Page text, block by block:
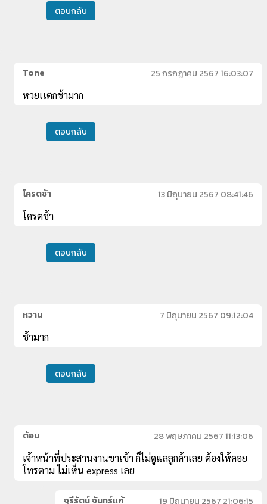
ตอบกลับ
Tone 25 กรกฎาคม 2567 16:03:07
หวยเเตกช้ามาก
ตอบกลับ
โครตช้า 13 มิถุนายน 2567 08:41:46
โครตช้า
ตอบกลับ
หวาน 7 มิถุนายน 2567 09:12:04
ช้ามาก
ตอบกลับ
ต้อม 28 พฤษภาคม 2567 11:13:06
เจ้าหน้าที่ประสานงานขาเข้า ก็ไม่ดูแลลูกค้าเลย ต้องให้คอย
โทรตาม ไม่เห็น express เลย
จุรีรัตน์ จันทร์แก้ 19 มิถุนายน 2567 21:06:15